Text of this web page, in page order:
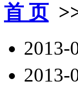
首 页
2013-
2013-